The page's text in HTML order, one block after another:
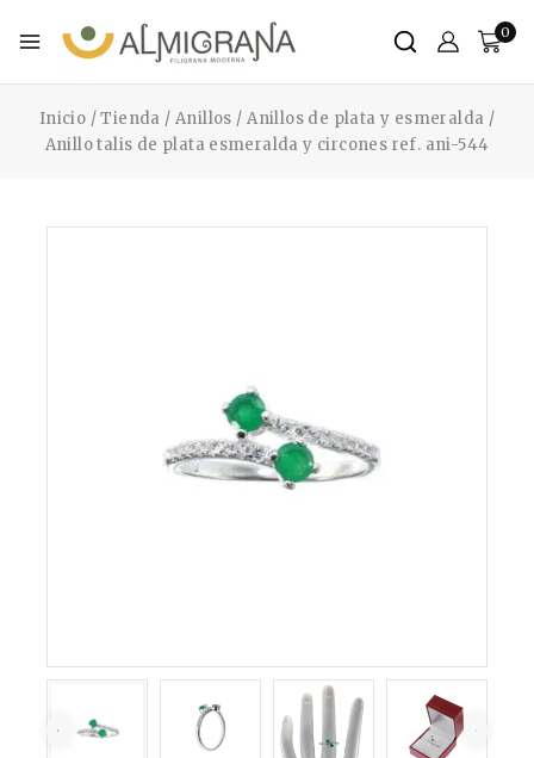
0
Inicio / Tienda / Anillos / Anillos de plata y esmeralda /
Anillo talis de plata esmeralda y circones ref. ani-544